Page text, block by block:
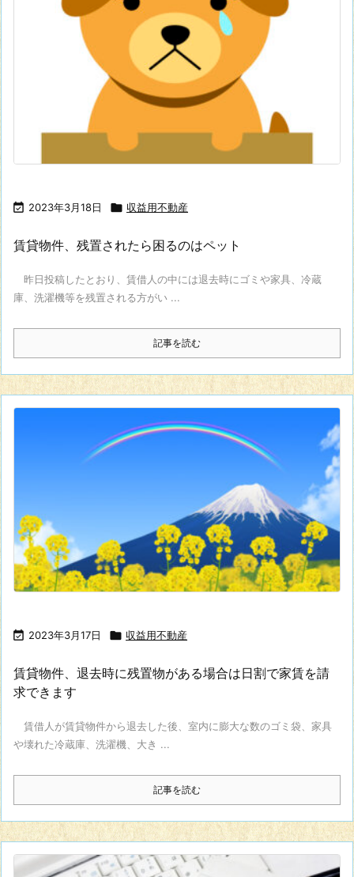
 2023年3月18日  収益用不動産
賃貸物件、残置されたら困るのはペット
昨日投稿したとおり、賃借人の中には退去時にゴミや家具、冷蔵
庫、洗濯機等を残置される方がい ...
記事を読む
 2023年3月17日  収益用不動産
賃貸物件、退去時に残置物がある場合は日割で家賃を請
求できます
賃借人が賃貸物件から退去した後、室内に膨大な数のゴミ袋、家具
や壊れた冷蔵庫、洗濯機、大き ...
記事を読む